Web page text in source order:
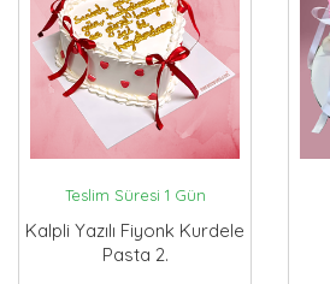
Teslim Süresi 1 Gün
Kalpli Yazılı Fiyonk Kurdele
Pasta 2.